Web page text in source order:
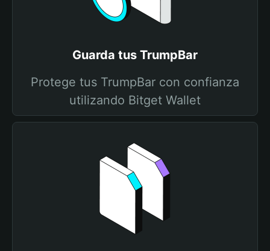
Guarda tus TrumpBar
Protege tus TrumpBar con confianza
utilizando Bitget Wallet